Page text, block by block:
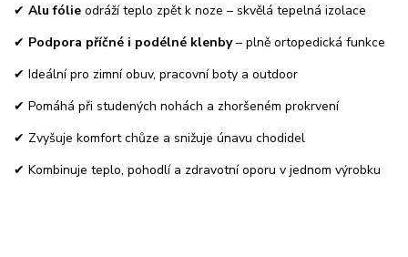
✔ Alu fólie odráží teplo zpět k noze – skvělá tepelná izolace
✔ Podpora příčné i podélné klenby– plně ortopedická funkce
✔ Ideální pro zimní obuv, pracovní boty a outdoor
✔ Pomáhá při studených nohách a zhoršeném prokrvení
✔ Zvyšuje komfort chůze a snižuje únavu chodidel
✔ Kombinuje teplo, pohodlí a zdravotní oporu v jednom výrobku